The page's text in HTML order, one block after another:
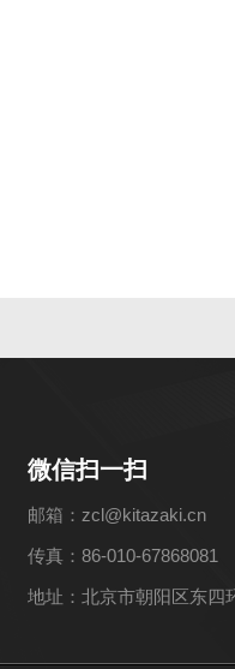
微信扫一扫
邮箱：zcl@kitazaki.cn
传真：86-010-67868081
地址：北京市朝阳区东四